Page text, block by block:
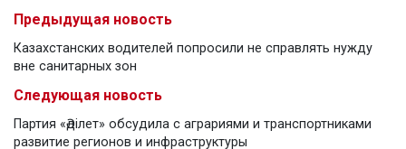
Предыдущая новость
Казахстанских водителей попросили не справлять нужду
вне санитарных зон
Следующая новость
Партия «Әділет» обсудила с аграриями и транспортниками
развитие регионов и инфраструктуры